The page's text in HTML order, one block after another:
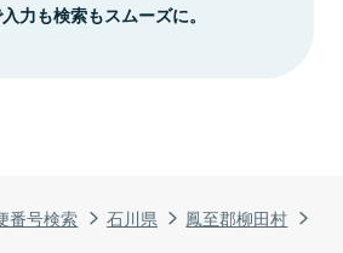
番号検索 石川県
鳳至郡柳田村
力も検索もスムーズに。